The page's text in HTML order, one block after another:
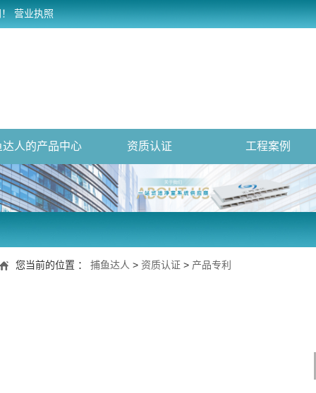
营业执照
达人的产品中心 资质认证 工程案例
您当前的位置 ： 捕鱼达人 > 资质认证 > 产品专利